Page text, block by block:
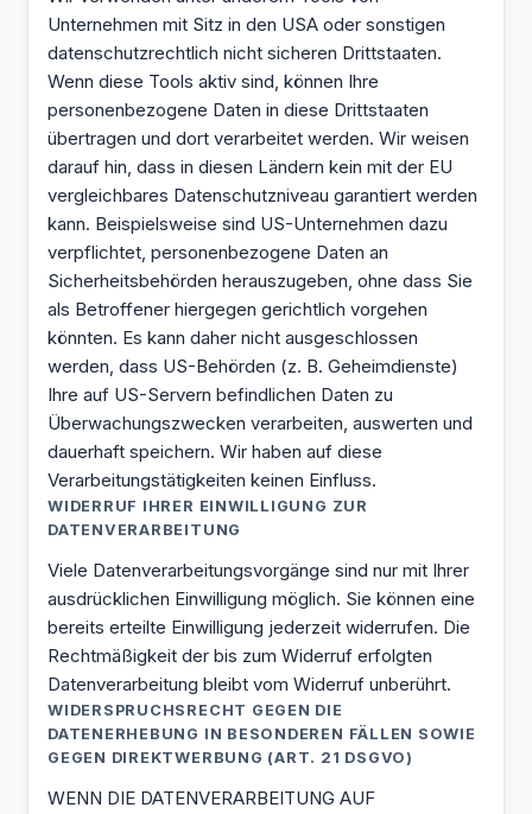
Unternehmen mit Sitz in den USA oder sonstigen
datenschutzrechtlich nicht sicheren Drittstaaten.
Wenn diese Tools aktiv sind, können Ihre
personenbezogene Daten in diese Drittstaaten
übertragen und dort verarbeitet werden. Wir weisen
darauf hin, dass in diesen Ländern kein mit der EU
vergleichbares Datenschutzniveau garantiert werden
kann. Beispielsweise sind US-Unternehmen dazu
verpflichtet, personenbezogene Daten an
Sicherheitsbehörden herauszugeben, ohne dass Sie
als Betroffener hiergegen gerichtlich vorgehen
könnten. Es kann daher nicht ausgeschlossen
werden, dass US-Behörden (z. B. Geheimdienste)
Ihre auf US-Servern befindlichen Daten zu
Überwachungszwecken verarbeiten, auswerten und
dauerhaft speichern. Wir haben auf diese
Verarbeitungstätigkeiten keinen Einfluss.
WIDERRUF IHRER EINWILLIGUNG ZUR
DATENVERARBEITUNG
Viele Datenverarbeitungsvorgänge sind nur mit Ihrer
ausdrücklichen Einwilligung möglich. Sie können eine
bereits erteilte Einwilligung jederzeit widerrufen. Die
Rechtmäßigkeit der bis zum Widerruf erfolgten
Datenverarbeitung bleibt vom Widerruf unberührt.
WIDERSPRUCHSRECHT GEGEN DIE
DATENERHEBUNG IN BESONDEREN FÄLLEN SOWIE
GEGEN DIREKTWERBUNG (ART. 21 DSGVO)
WENN DIE DATENVERARBEITUNG AUF